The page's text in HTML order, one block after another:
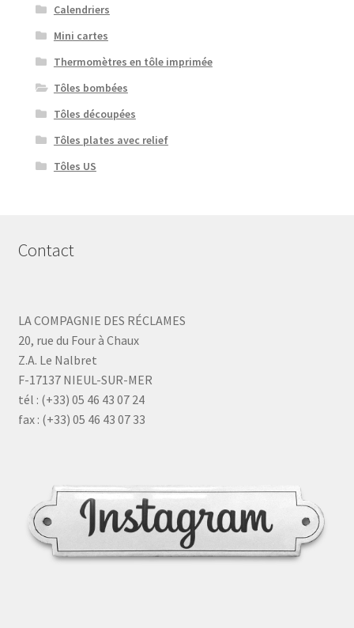
Calendriers
Mini cartes
Thermomètres en tôle imprimée
Tôles bombées
Tôles découpées
Tôles plates avec relief
Tôles US
Contact
LA COMPAGNIE DES RÉCLAMES
20, rue du Four à Chaux
Z.A. Le Nalbret
F-17137 NIEUL-SUR-MER
tél : (+33) 05 46 43 07 24
fax : (+33) 05 46 43 07 33